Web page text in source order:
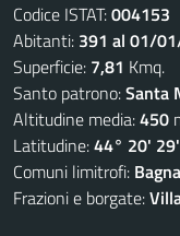
Codice ISTAT:004153
Abitanti: 391 al 01/
Superficie: 7,81 Kmq.
Santo patrono:Santa
Altitudine media:450
Latitudine:44° 20'
Comuni limitrofi:
Frazioni e borgate: